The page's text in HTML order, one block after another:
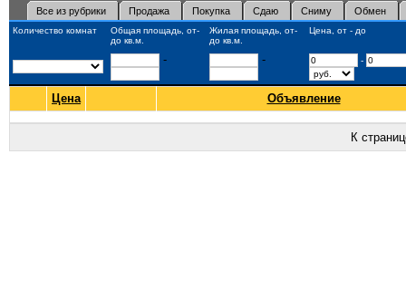
Все из рубрики Продажа Покупка Сдаю Сниму Обмен
Количество комнат
Общая площадь, от-
до кв.м.
Жилая площадь, от-
до кв.м.
Цена, от - до
- - -
Цена Объявление
К